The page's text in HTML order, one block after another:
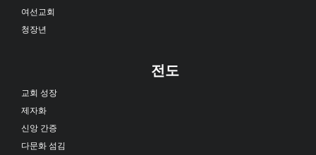
여선교회
청장년
전도
교회 성장
제자화
신앙 간증
다문화 섬김